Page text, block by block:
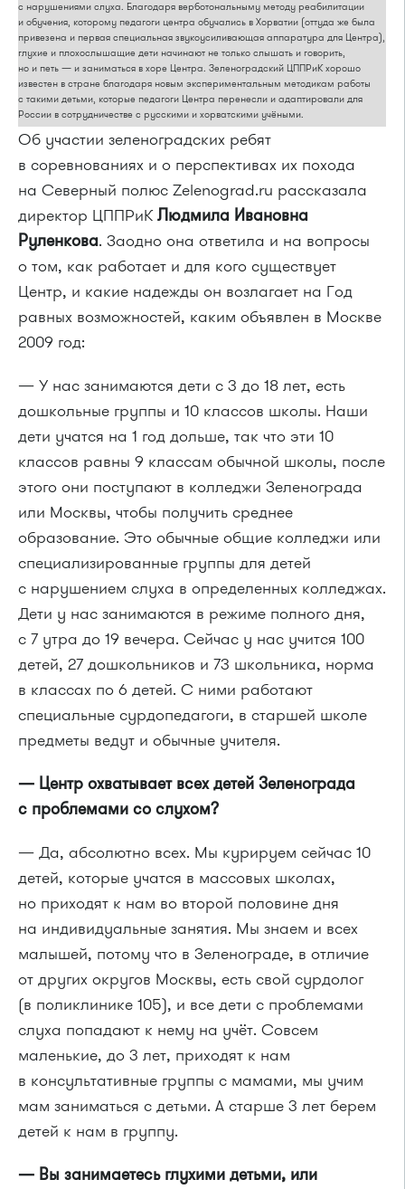
с нарушениями слуха. Благодаря верботональныму методу реабилитации
и обучения, которому педагоги центра обучались в Хорватии (оттуда же была
привезена и первая специальная звукоусиливающая аппаратура для Центра),
глухие и плохослышащие дети начинают не только слышать и говорить,
но и петь — и заниматься в хоре Центра. Зеленоградский ЦППРиК хорошо
известен в стране благодаря новым экспериментальным методикам работы
с такими детьми, которые педагоги Центра перенесли и адаптировали для
России в сотрудничестве с русскими и хорватскими учёными.
Об участии зеленоградских ребят
в соревнованиях и о перспективах их похода
на Северный полюс Zelenograd.ru рассказала
директор ЦППРиКЛюдмила Ивановна
Руленкова. Заодно она ответила и на вопросы
о том, как работает и для кого существует
Центр, и какие надежды он возлагает на Год
равных возможностей, каким объявлен в Москве
2009 год:
— У нас занимаются дети с 3 до 18 лет, есть
дошкольные группы и 10 классов школы. Наши
дети учатся на 1 год дольше, так что эти 10
классов равны 9 классам обычной школы, после
этого они поступают в колледжи Зеленограда
или Москвы, чтобы получить среднее
образование. Это обычные общие колледжи или
специализированные группы для детей
с нарушением слуха в определенных колледжах.
Дети у нас занимаются в режиме полного дня,
с 7 утра до 19 вечера. Сейчас у нас учится 100
детей, 27 дошкольников и 73 школьника, норма
в классах по 6 детей. С ними работают
специальные сурдопедагоги, в старшей школе
предметы ведут и обычные учителя.
— Центр охватывает всех детей Зеленограда
с проблемами со слухом?
— Да, абсолютно всех. Мы курируем сейчас 10
детей, которые учатся в массовых школах,
но приходят к нам во второй половине дня
на индивидуальные занятия. Мы знаем и всех
малышей, потому что в Зеленограде, в отличие
от других округов Москвы, есть свой сурдолог
(в поликлинике 105), и все дети с проблемами
слуха попадают к нему на учёт. Совсем
маленькие, до 3 лет, приходят к нам
в консультативные группы с мамами, мы учим
мам заниматься с детьми. А старше 3 лет берем
детей к нам в группу.
— Вы занимаетесь глухими детьми, или